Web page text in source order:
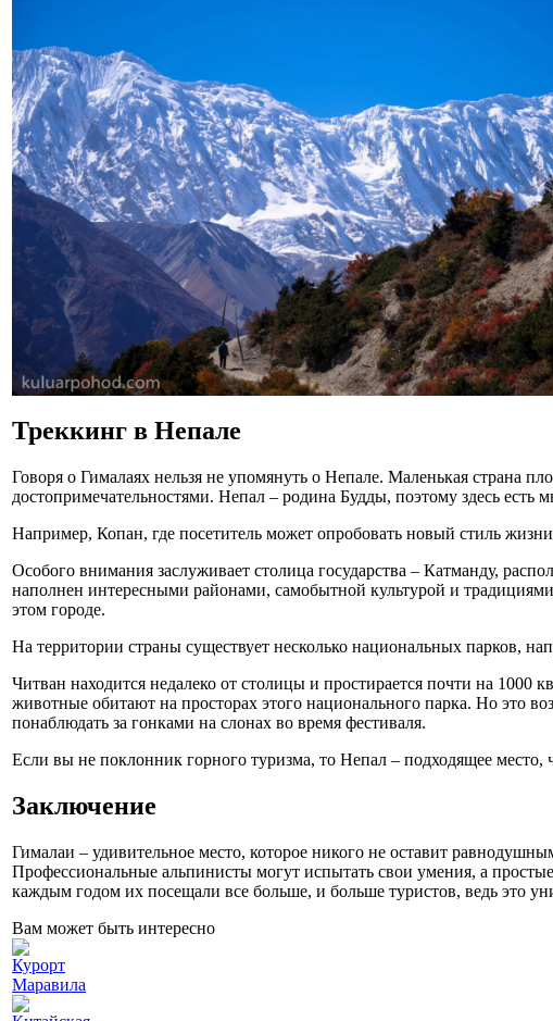
Треккинг в Непале
Говоря о Гималаях нельзя не упомянуть о Непале. Маленькая страна
достопримечательностями. Непал – родина Будды, поэтому здесь
Например, Копан, где посетитель может опробовать новый стиль
Особого внимания заслуживает столица государства – Катманду,
наполнен интересными районами, самобытной культурой и
этом городе.
На территории страны существует несколько национальных парков,
Читван находится недалеко от столицы и простирается почти на
животные обитают на просторах этого национального парка. Но это
понаблюдать за гонками на слонах во время фестиваля.
Если вы не поклонник горного туризма, то Непал – подходящее
Заключение
Гималаи – удивительное место, которое никого не оставит
Профессиональные альпинисты могут испытать свои умения, а
каждым годом их посещали все больше, и больше туристов, ведь это
Вам может быть интересно
Курорт
Маравила